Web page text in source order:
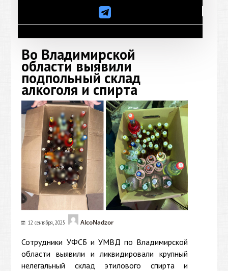
Во Владимирской
области выявили
подпольный склад
алкоголя и спирта
12 сентября, 2025 AlcoNadzor
Сотрудники УФСБ и УМВД по Владимирской
области выявили и ликвидировали крупный
нелегальный склад этилового спирта и